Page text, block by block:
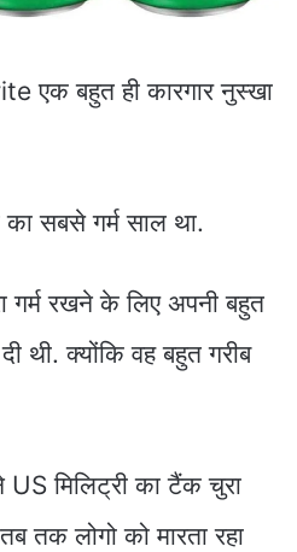
एक बहुत ही कारगार नुस्खा
सबसे गर्म साल था.
गर्म रखने के लिए अपनी बहुत
थी. क्योंकि वह बहुत गरीब
मिलिट्री का टैंक चुरा
तक लोगो को मारता रहा